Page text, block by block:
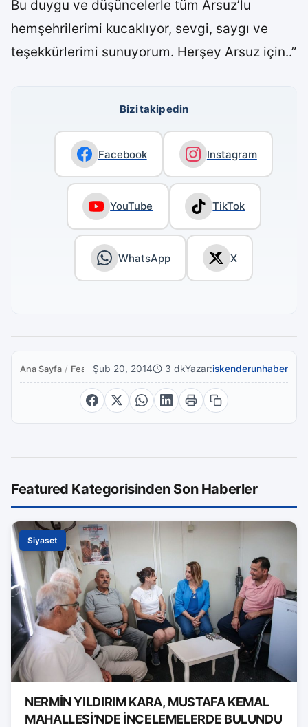
Bu duygu ve düşüncelerle tüm Arsuz’lu
hemşehrilerimi kucaklıyor, sevgi, saygı ve
teşekkürlerimi sunuyorum. Herşey Arsuz için..”
Bizi takip edin
Facebook Instagram
YouTube TikTok
WhatsApp X
Ana Sayfa / FeaturedŞub 20, 2014 3 dkYazar:iskenderunhaber
Featured Kategorisinden Son Haberler
Siyaset
NERMİN YILDIRIM KARA, MUSTAFA KEMAL
MAHALLESİ’NDE İNCELEMELERDE BULUNDU